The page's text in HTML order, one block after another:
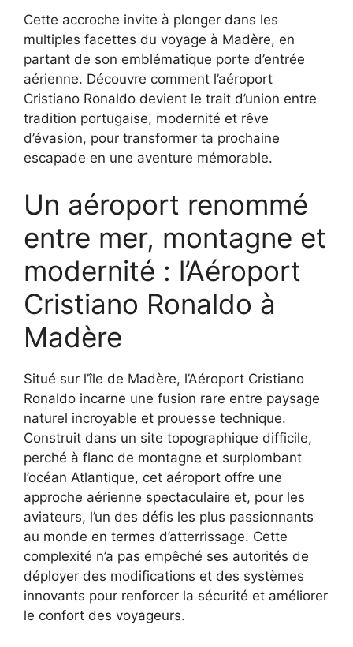
Cette accroche invite à plonger dans les
multiples facettes du voyage à Madère, en
partant de son emblématique porte d’entrée
aérienne. Découvre comment l’aéroport
Cristiano Ronaldo devient le trait d’union entre
tradition portugaise, modernité et rêve
d’évasion, pour transformer ta prochaine
escapade en une aventure mémorable.
Un aéroport renommé
entre mer, montagne et
modernité : l’Aéroport
Cristiano Ronaldo à
Madère
Situé sur l’île de Madère, l’Aéroport Cristiano
Ronaldo incarne une fusion rare entre paysage
naturel incroyable et prouesse technique.
Construit dans un site topographique difficile,
perché à flanc de montagne et surplombant
l’océan Atlantique, cet aéroport offre une
approche aérienne spectaculaire et, pour les
aviateurs, l’un des défis les plus passionnants
au monde en termes d’atterrissage. Cette
complexité n’a pas empêché ses autorités de
déployer des modifications et des systèmes
innovants pour renforcer la sécurité et améliorer
le confort des voyageurs.